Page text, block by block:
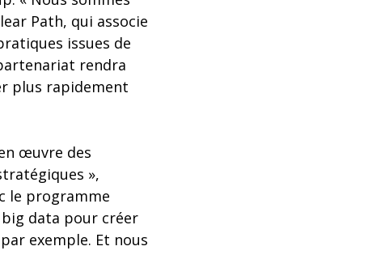
Path, qui associe
issues de
rendra
plus rapidement
œuvre des
»,
le programme
data pour créer
exemple. Et nous